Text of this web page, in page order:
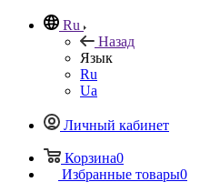
Ru
Назад
Язык
Ru
Ua
Личный кабинет
Корзина0
Избранные товары0